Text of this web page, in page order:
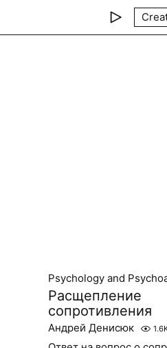
Psychology and
Расщепление
сопротивления
Андрей Денисюк